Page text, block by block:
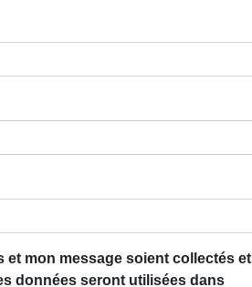
et mon message soient collectés et
données seront utilisées dans